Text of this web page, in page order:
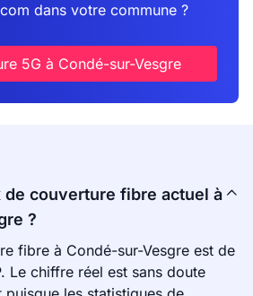
dans votre commune ?
5G à Condé-sur-Vesgre
de couverture fibre actuel à
?
fibre à Condé-sur-Vesgre est de
Le chiffre réel est sans doute